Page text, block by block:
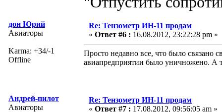
дон Юрий
Авиаторы
Karma: +34/-1
Offline
Re: Тензометр ИН-11 продам
« Ответ #6 : 16.08.2012, 23:22:28 pm »
Просто недавно все, что было связано
авиапредприятии было уничножено. А
Андрей-пилот
Авиаторы
Re: Тензометр ИН-11 продам
« Ответ #7 : 17.08.2012, 09:56:05 am »